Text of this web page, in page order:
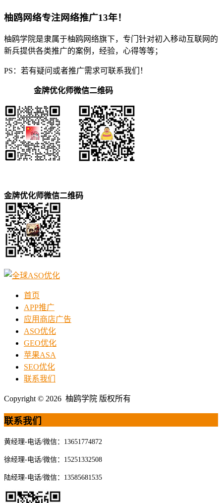
柚鸥网络专注网络推广13年！
柚鸥学院是隶属于柚鸥网络旗下，专门针对初入移动互联网的
新兵提供各类推广的案例，经验，心得等等；
PS：若有疑问或者推广需求可联系我们！
金牌优化师微信二维码
金牌优化师微信二维码
首页
APP推广
应用商店广告
ASO优化
GEO优化
苹果ASA
SEO优化
联系我们
Copyright © 2026 柚鸥学院 版权所有
联系我们
黄经理-电话/微信：13651774872
徐经理-电话/微信：15251332508
陆经理-电话/微信：13585681535